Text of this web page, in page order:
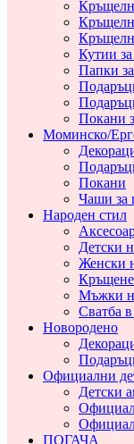
Кутии
Папки
Покани
Моминско/
Покани
Чаши за
Народен стил
Детски
Женски
Кръщене
Мъжки
Сватба
Новородено
Официални
Детски
ПОГАЧА